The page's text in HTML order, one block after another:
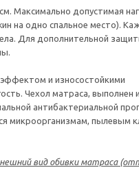
Максимально допустимая
на одно спальное место).
Для дополнительной
и износостойкими
Чехол матраса, выполнен
антибактериальной
микроорганизмам, пылевым
вид обивки матраса